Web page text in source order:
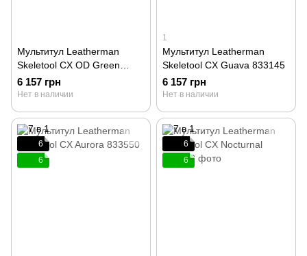
Мультитул Leatherman
Skeletool CX OD Green
833139
6 157 грн
Нет в наличии
1
Мультитул Leatherman
Skeletool CX Guava 833145
6 157 грн
Нет в наличии
6
6
6
6